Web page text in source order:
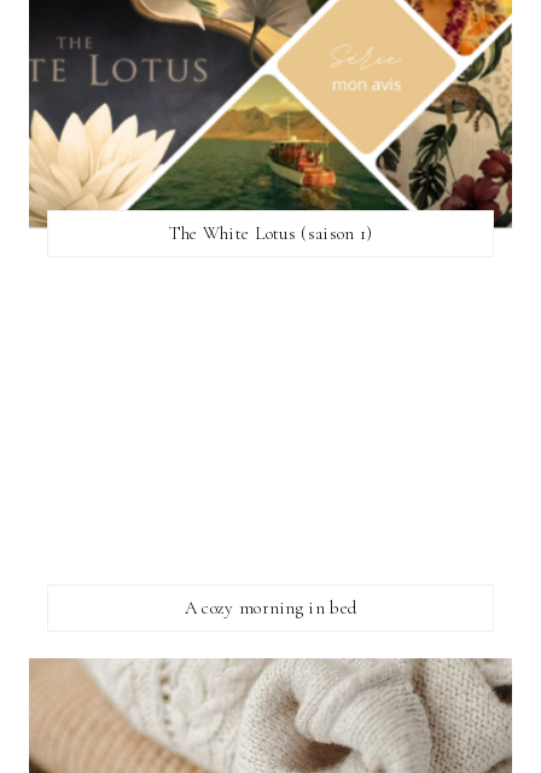
The White Lotus (saison 1)
A cozy morning in bed